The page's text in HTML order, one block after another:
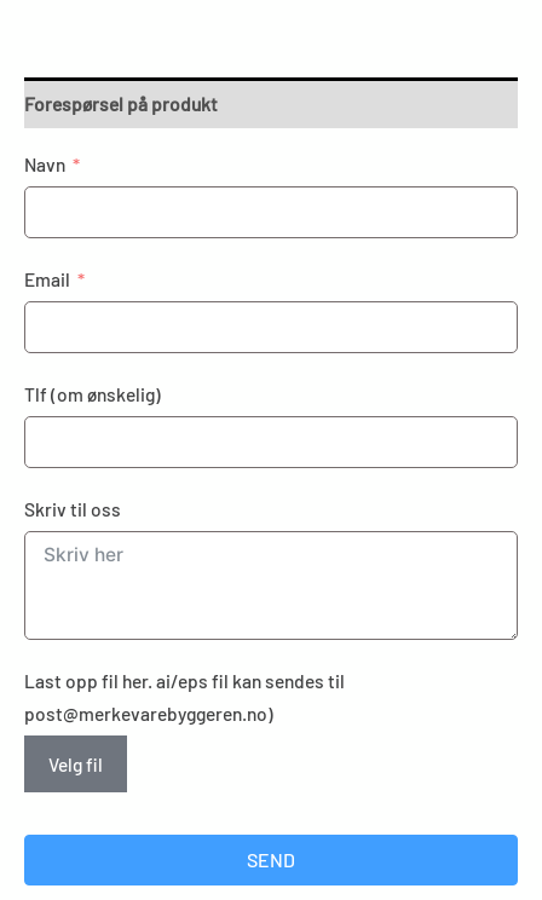
Forespørsel på produkt
Navn
Email
Tlf (om ønskelig)
Skriv til oss
Last opp fil her. ai/eps fil kan sendes til
post@merkevarebyggeren.no)
Velg fil
SEND